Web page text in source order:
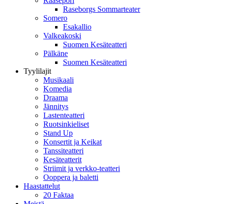
Raseborgs Sommarteater
Somero
Esakallio
Valkeakoski
Suomen Kesäteatteri
Pälkäne
Suomen Kesäteatteri
Tyylilajit
Musikaali
Komedia
Draama
Jännitys
Lastenteatteri
Ruotsinkieliset
Stand Up
Konsertit ja Keikat
Tanssiteatteri
Kesäteatterit
Striimit ja verkko-teatteri
Ooppera ja baletti
Haastattelut
20 Faktaa